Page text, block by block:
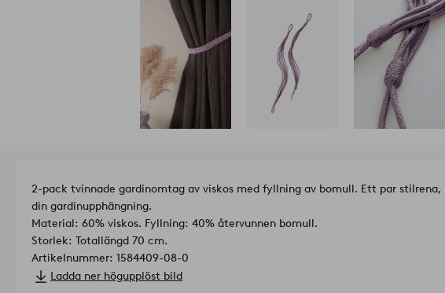
2-pack tvinnade gardinomtag av viskos med fyllning av bomull. Ett par
din gardinupphängning.
Material: 60% viskos. Fyllning: 40% återvunnen bomull.
Storlek: Totallängd 70 cm.
Artikelnummer: 1584409-08-0
Ladda ner högupplöst bild